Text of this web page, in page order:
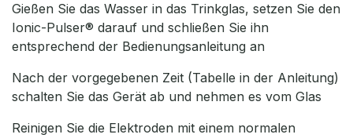
Gießen Sie das Wasser in das Trinkglas, setzen Sie den
Ionic-Pulser® darauf und schließen Sie ihn
entsprechend der Bedienungsanleitung an
Nach der vorgegebenen Zeit (Tabelle in der Anleitung)
schalten Sie das Gerät ab und nehmen es vom Glas
Reinigen Sie die Elektroden mit einem normalen